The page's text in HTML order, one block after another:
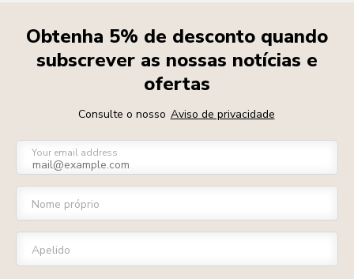
Obtenha 5% de desconto quando
subscrever as nossas notícias e
ofertas
Consulte o nosso Aviso de privacidade
Your email address
Nome próprio
Apelido